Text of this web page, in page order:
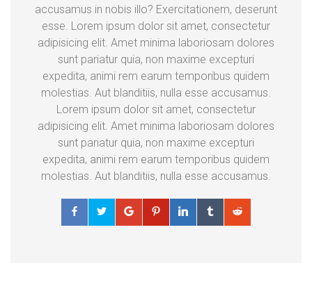
accusamus in nobis illo? Exercitationem, deserunt
esse. Lorem ipsum dolor sit amet, consectetur
adipisicing elit. Amet minima laboriosam dolores
sunt pariatur quia, non maxime excepturi
expedita, animi rem earum temporibus quidem
molestias. Aut blanditiis, nulla esse accusamus.
Lorem ipsum dolor sit amet, consectetur
adipisicing elit. Amet minima laboriosam dolores
sunt pariatur quia, non maxime excepturi
expedita, animi rem earum temporibus quidem
molestias. Aut blanditiis, nulla esse accusamus.